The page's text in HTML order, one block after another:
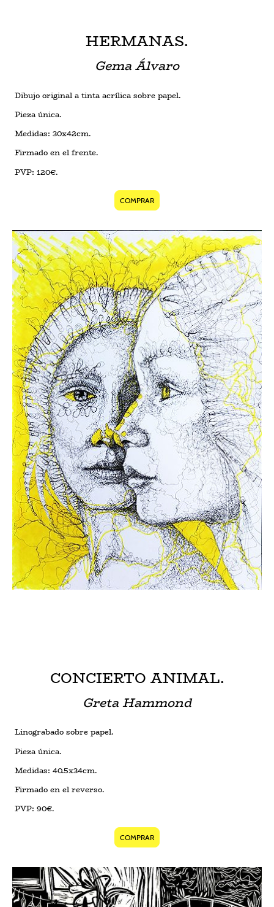
HERMANAS.
Gema Álvaro
Dibujo original a tinta acrílica sobre papel.
Pieza única.
Medidas: 30x42cm.
Firmado en el frente.
PVP: 120€.
COMPRAR
CONCIERTO ANIMAL.
Greta Hammond
Linograbado sobre papel.
Pieza única.
Medidas: 40.5x34cm.
Firmado en el reverso.
PVP: 90€.
COMPRAR